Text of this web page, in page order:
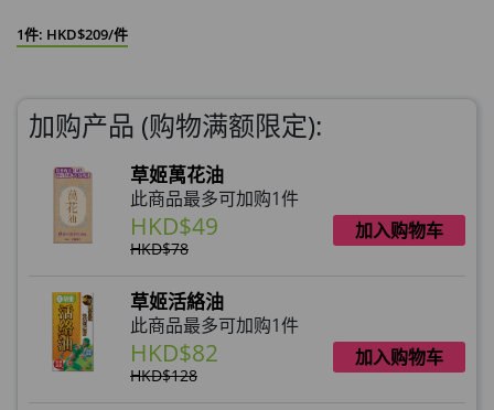
1件: HKD$209/件
加购产品 (购物满额限定):
草姬萬花油
此商品最多可加购1件
HKD$49
HKD$78
加入购物车
草姬活絡油
此商品最多可加购1件
HKD$82
HKD$128
加入购物车